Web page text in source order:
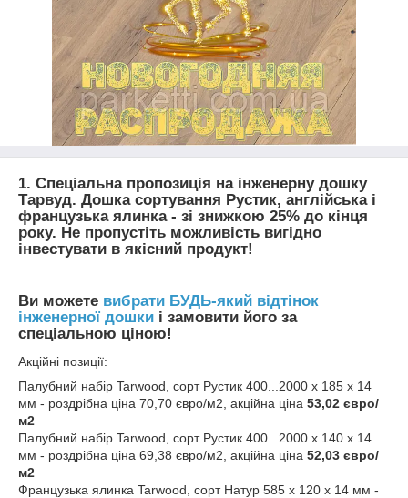
1. Спеціальна пропозиція на інженерну дошку
Тарвуд. Дошка сортування Рустик, англійська і
французька ялинка - зі знижкою 25% до кінця
року. Не пропустіть можливість вигідно
інвестувати в якісний продукт!
Ви можете вибрати БУДЬ-який відтінок
інженерної дошки і замовити його за
спеціальною ціною!
Акційні позиції:
Палубний набір Tarwood, сорт Рустик 400...2000 х 185 х 14
мм - роздрібна ціна 70,70 євро/м2, акційна ціна 53,02 євро/
м2
Палубний набір Tarwood, сорт Рустик 400...2000 х 140 х 14
мм - роздрібна ціна 69,38 євро/м2, акційна ціна 52,03 євро/
м2
Французька ялинка Tarwood, сорт Натур 585 х 120 х 14 мм -